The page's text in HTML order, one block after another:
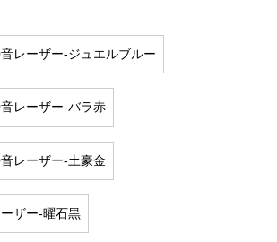
レーザー-ジュエルブルー
レーザー-バラ赤
レーザー-土豪金
ザー-曜石黒